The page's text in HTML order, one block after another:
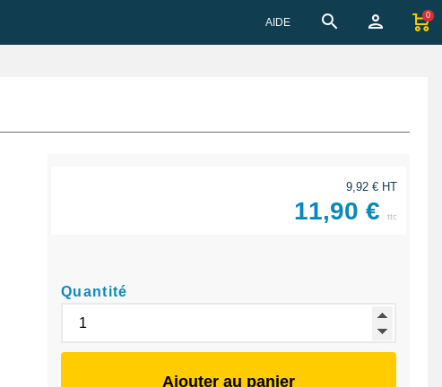
AIDE
0
9,92 € HT
11,90 € ttc
Quantité
Ajouter au panier